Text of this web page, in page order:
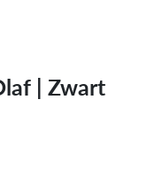
| Zwart